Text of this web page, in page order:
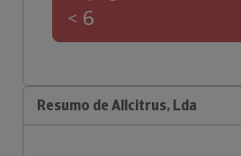
< 6
Resumo de Allcitrus, Lda